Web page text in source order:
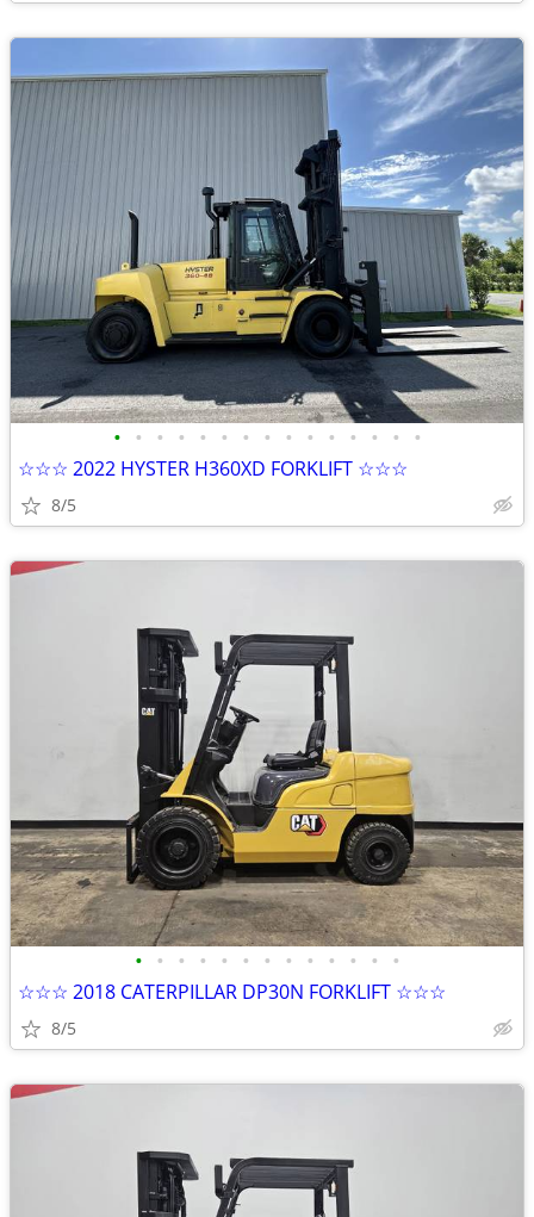
• • • • • • • • • • • • • • •
☆☆☆ 2022 HYSTER H360XD FORKLIFT ☆☆☆
8/5
• • • • • • • • • • • • •
☆☆☆ 2018 CATERPILLAR DP30N FORKLIFT ☆☆☆
8/5